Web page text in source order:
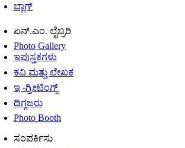
ಬ್ಲಾಗ್
ಏನ್.ಎಂ. ಲೈಬ್ರರಿ
Photo Gallery
ಇಪುಸ್ತಕಗಳು
ಕವಿ ಮತ್ತು ಲೇಖಕ
ಇ -ಗ್ರೀಟಿಂಗ್ಸ್
ದಿಗ್ಗಜರು
Photo Booth
ಸಂಪರ್ಕಿಸು